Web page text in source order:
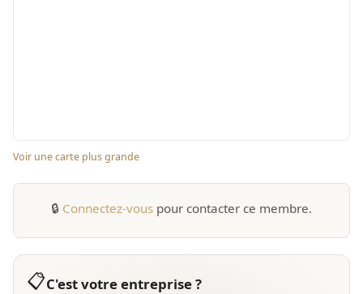
Voir une carte plus grande
🔒 Connectez-vous pour contacter ce membre.
📋C'est votre entreprise ?